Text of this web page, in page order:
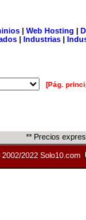
| Web Hosting |
| Industrias |
[Pág.
** Precios
2022 Solo10.com